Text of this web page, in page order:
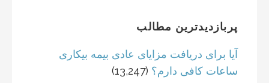
پربازدیدترین مطالب
آیا برای دریافت مزایای عادی بیمه بیکاری
ساعات کافی دارم؟ (13,247)